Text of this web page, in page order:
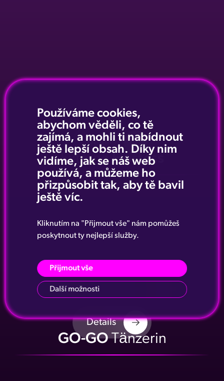
Details
ExterneHostess
Details
GO-GOTänzerin
Používáme cookies,
abychom věděli, co tě
zajímá, a mohli ti nabídnout
ještě lepší obsah. Díky nim
vidíme, jak se náš web
používá, a můžeme ho
přizpůsobit tak, aby tě bavil
ještě víc.
Kliknutím na "Přijmout vše" nám pomůžeš
poskytnout ty nejlepší služby.
Přijmout vše
Další možnosti